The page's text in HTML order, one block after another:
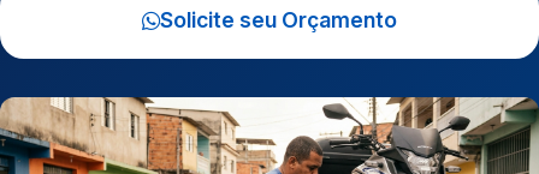
Solicite seu Orçamento